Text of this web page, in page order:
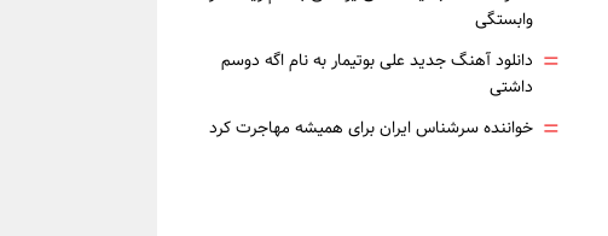
وابستگی
= دانلود آهنگ جدید علی بوتیمار به نام اگه دوسم
داشتی
= خواننده سرشناس ایران برای همیشه مهاجرت کرد